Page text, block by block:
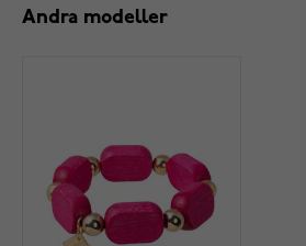
Andra modeller